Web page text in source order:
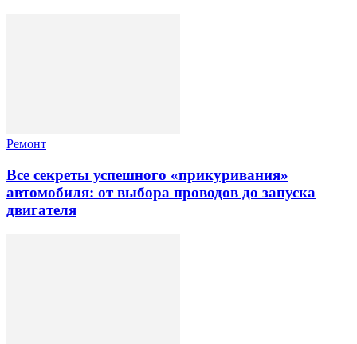
Ремонт
Все секреты успешного «прикуривания»
автомобиля: от выбора проводов до запуска
двигателя